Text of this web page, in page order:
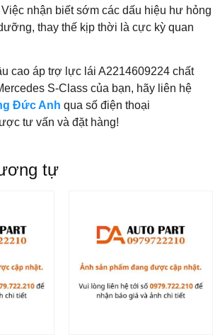
Việc nhận biết sớm các dấu hiệu hư hỏng
thay thế kịp thời là cực kỳ quan
cao áp trợ lực lái A2214609224 chất
S-Class của bạn, hãy liên hệ
Đức Anh qua số điện thoại
tư vấn và đặt hàng!
tự